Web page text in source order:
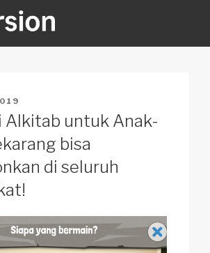
Alkitab untuk Anak-
bisa
di seluruh